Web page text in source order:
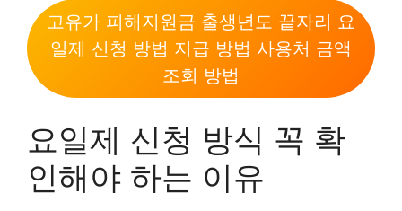
고유가 피해지원금 출생년도 끝자리 요
일제 신청 방법 지급 방법 사용처 금액
조회 방법
요일제 신청 방식 꼭 확
인해야 하는 이유